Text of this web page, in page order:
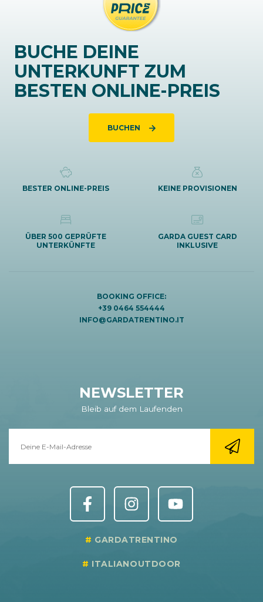
BUCHE DEINE
UNTERKUNFT ZUM
BESTEN ONLINE-PREIS
BUCHEN
BESTER ONLINE-PREIS KEINE PROVISIONEN
ÜBER 500 GEPRÜFTE
UNTERKÜNFTE
GARDA GUEST CARD
INKLUSIVE
BOOKING OFFICE:
+39 0464 554444
INFO@GARDATRENTINO.IT
NEWSLETTER
Bleib auf dem Laufenden
GARDATRENTINO
ITALIANOUTDOOR